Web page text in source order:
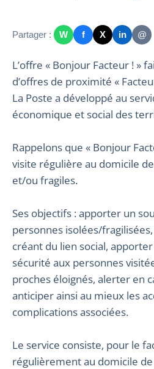
Partager : W f X in @
L’offre « Bonjour Facteur ! » fait partie du bouquet
d’offres de proximité «
La Poste a développé au
économique et social des
Rappelons que « Bonjour
visite régulière au domicile
et/ou fragiles.
Ses objectifs : apporter un
personnes isolées/
créant du lien social,
sécurité aux personnes
proches éloignés, alerter en
anticiper ainsi au mieux les
complications associées.
Le service consiste, pour le
régulièrement au domicile